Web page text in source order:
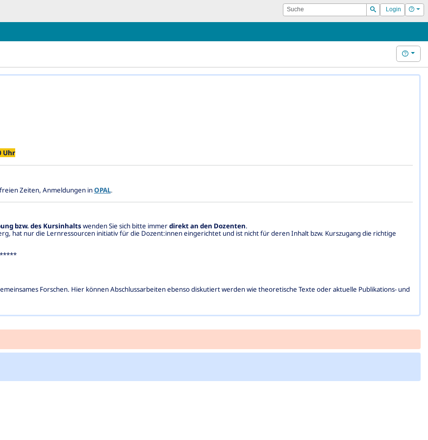
Suche
Suchen
Login Hilfe
Hilfe
Uhr
Zeiten, Anmeldungen inOPAL.
bzw. des Kursinhalts wenden Sie sich bitte immerdirekt an den Dozenten.
hat nur die Lernressourcen initiativ für die Dozent:innen eingerichtet und ist nicht für deren Inhalt bzw. Kurszugang die richtige
Forschen. Hier können Abschlussarbeiten ebenso diskutiert werden wie theoretische Texte oder aktuelle Publikations- und